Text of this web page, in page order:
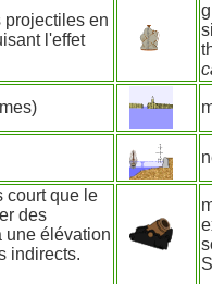
projectiles en
l'effet
court que le
des
une élévation
indirects.